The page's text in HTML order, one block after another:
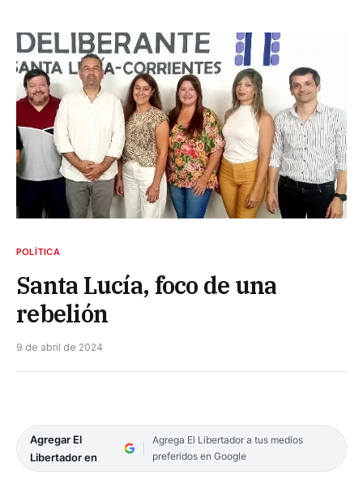
POLÍTICA
Santa Lucía, foco de una
rebelión
9 de abril de 2024
Agregar El
Libertador en
Agrega El Libertador a tus medios
preferidos en Google